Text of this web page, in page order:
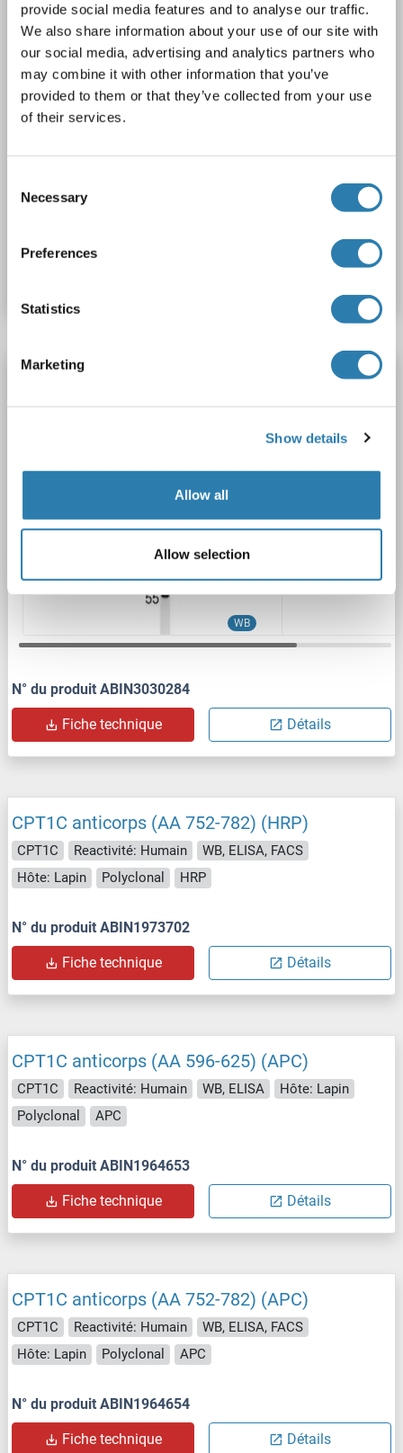
provide social media features and to analyse our traffic.
We also share information about your use of our site with
our social media, advertising and analytics partners who
may combine it with other information that you’ve
provided to them or that they’ve collected from your use
of their services.
Selection
Necessary
Preferences
Statistics
Marketing
Show details
Allow all
Allow selection
2 images
CPT1C anticorps (AA 596-625)
CPT1C Reactivité: Humain WB, ELISA
Hôte: Lapin
WB
2 images
N° du produit ABIN3030284
Fiche technique Détails
CPT1C anticorps (AA 752-782) (HRP)
CPT1C Reactivité: Humain
WB, ELISA, FACS
Hôte: Lapin
Polyclonal HRP
N° du produit ABIN1973702
Fiche technique Détails
CPT1C anticorps (AA 596-625) (APC)
CPT1C Reactivité: Humain WB, ELISA
Hôte: Lapin
Polyclonal
APC
N° du produit ABIN1964653
Fiche technique Détails
CPT1C anticorps (AA 752-782) (APC)
CPT1C Reactivité: Humain
WB, ELISA, FACS
Hôte: Lapin
Polyclonal APC
N° du produit ABIN1964654
Fiche technique Détails